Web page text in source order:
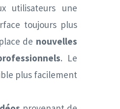
utilisateurs une
toujours plus
de nouvelles
. Le
plus facilement